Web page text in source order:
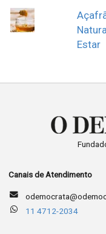
Estar
Canais de Atendimento
11 4712-2034